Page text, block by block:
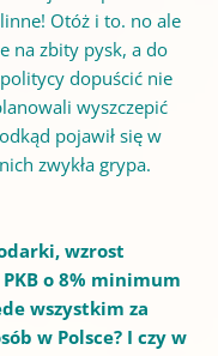
Otóż i to. no ale
na zbity pysk, a do
dopuścić nie
wyszczepić
pojawił się w
zwykła grypa.
wzrost
o 8% minimum
wszystkim za
w Polsce? I czy w